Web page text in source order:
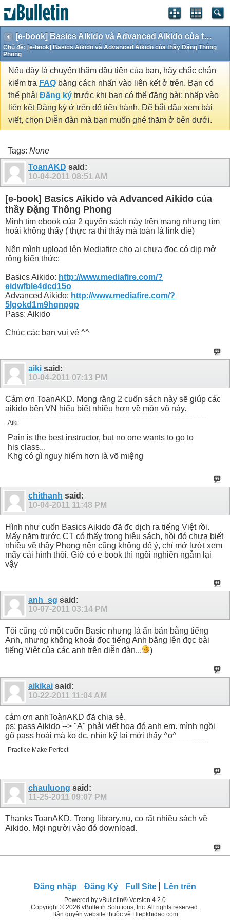
[e-book] Basics Aikido và Advanced Aikido của thầy Đặng Thông Phong
Chủ đề: [e-book] Basics Aikido và Advanced Aikido của thầy Đặng Thông
Phong
Nếu đây là chuyến thăm đầu tiên của bạn, hãy chắc chắn
kiểm tra FAQ bằng cách nhấn vào liên kết ở trên. Bạn có
thể phải Đăng ký trước khi bạn có thể đăng bài: nhấp vào
liên kết Đăng ký ở trên để tiến hành. Để bắt đầu xem bài
viết, chọn Diễn đàn mà bạn muốn ghé thăm ở bên dưới.
Tags: None
ToanAKD said:
10-04-2011 08:51 AM
[e-book] Basics Aikido và Advanced Aikido của
thầy Đặng Thông Phong
Minh tìm ebook của 2 quyển sách này trên mạng nhưng tìm
hoài không thấy ( thực ra thì thấy mà toàn là link die)
Nên mình upload lên Mediafire cho ai chưa đọc có dịp mở
rộng kiến thức:
Basics Aikido: http://www.mediafire.com/?
eidwfble4dcd15o
Advanced Aikido: http://www.mediafire.com/?
5lgokd1m9hqnpgp
Pass: Aikido
Chúc các bạn vui vẻ ^^
aiki said:
10-04-2011 07:13 PM
Cám ơn ToanAKD. Mong rằng 2 cuốn sách này sẽ giúp các
aikido bên VN hiểu biết nhiều hơn về môn võ này.
Aiki
Pain is the best instructor, but no one wants to go to
his class...
Khg có gì nguy hiểm hơn là võ miệng
chithanh said:
10-04-2011 11:48 PM
Hình như cuốn Basics Aikido đã đc dịch ra tiếng Việt rồi.
Mấy năm trước CT có thấy trong hiệu sách, hồi đó chưa biết
nhiều về thầy Phong nên cũng không để ý, chỉ mở lướt xem
mấy cái hình thôi. Giờ có e book thì ngồi nghiền ngẫm lại
vậy
anh_sg said:
10-07-2011 03:14 PM
Tôi cũng có một cuốn Basic nhưng là ấn bản bằng tiếng
Anh, nhưng không khoái đọc tiếng Anh bằng lên đọc bài
tiếng Việt của các anh trên diễn đàn...
)
aikikai said:
10-22-2011 11:04 AM
cám ơn anhToànAKD đã chia sẻ.
ps: pass Aikido --> "A" phải viết hoa đó anh em. mình ngồi
gõ pass hoài mà ko đc, nhìn kỹ lại mới thấy ^o^
Practice Make Perfect
chauluong said:
11-25-2011 09:07 PM
Thanks ToanAKD. Trong library.nu, co rất nhiều sách về
Aikido. Mọi người vào đó download.
Đăng nhập Đăng Ký Full Site Lên trên
Powered by vBulletin® Version 4.2.0
Copyright © 2026 vBulletin Solutions, Inc. All rights reserved.
Bản quyền website thuộc về Hiepkhidao.com